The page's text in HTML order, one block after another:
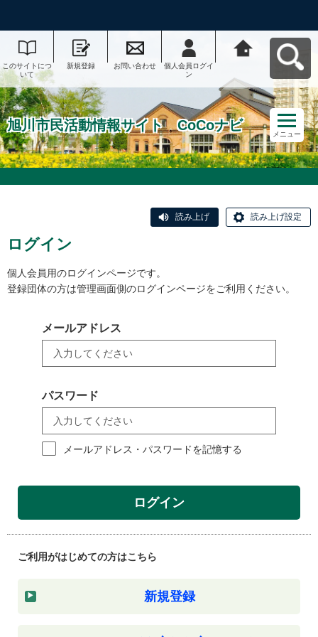
このサイトにつ
いて
新規登録 お問い合わせ
個人会員ログイ
ン
ナビへ戻る
旭川市民活動情報サイト CoCoナビ
メニュー
読み上げ 読み上げ設定
ログイン
個人会員用のログインページです。
登録団体の方は管理画面側のログインページをご利用ください。
メールアドレス
パスワード
メールアドレス・パスワードを記憶する
ログイン
ご利用がはじめての方はこちら
新規登録